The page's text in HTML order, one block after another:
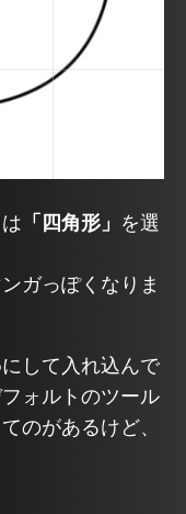
「四角形」 を選
ガっぽくなりま
して入れ込んで
ォルトのツール
のがあるけど、